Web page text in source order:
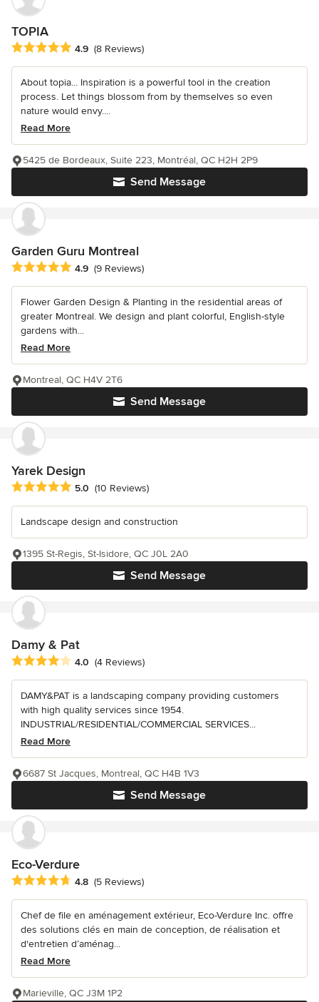
TOPIA
Average rating: 4.9 out of 5 stars
4.9 (8 Reviews)
About topia... Inspiration is a powerful tool in the creation
process. Let things blossom from by themselves so even
nature would envy....
Read More
Send Message
5425 de Bordeaux, Suite 223, Montréal, QC H2H 2P9
Garden Guru Montreal
Average rating: 4.9 out of 5 stars
4.9 (9 Reviews)
Flower Garden Design & Planting in the residential areas of
greater Montreal. We design and plant colorful, English-style
gardens with...
Read More
Send Message
Montreal, QC H4V 2T6
Yarek Design
Average rating: 5 out of 5 stars
5.0 (10 Reviews)
Landscape design and construction
Send Message
1395 St-Regis, St-Isidore, QC J0L 2A0
Damy & Pat
Average rating: 4 out of 5 stars
4.0 (4 Reviews)
DAMY&PAT is a landscaping company providing customers
with high quality services since 1954.
INDUSTRIAL/RESIDENTIAL/COMMERCIAL SERVICES...
Read More
Send Message
6687 St Jacques, Montreal, QC H4B 1V3
Eco-Verdure
Average rating: 4.8 out of 5 stars
4.8 (5 Reviews)
Chef de file en aménagement extérieur, Eco-Verdure Inc. offre
des solutions clés en main de conception, de réalisation et
d'entretien d’aménag...
Read More
Marieville, QC J3M 1P2